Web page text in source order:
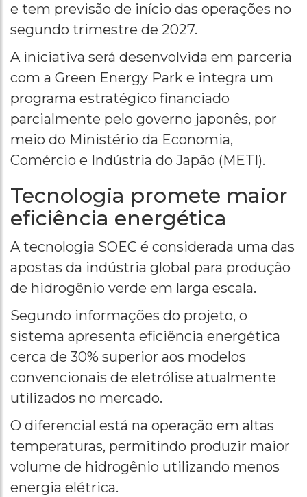
e tem previsão de início das operações no
segundo trimestre de 2027.
A iniciativa será desenvolvida em parceria
com a Green Energy Park e integra um
programa estratégico financiado
parcialmente pelo governo japonês, por
meio do Ministério da Economia,
Comércio e Indústria do Japão (METI).
Tecnologia promete maior
eficiência energética
A tecnologia SOEC é considerada uma das
apostas da indústria global para produção
de hidrogênio verde em larga escala.
Segundo informações do projeto, o
sistema apresenta eficiência energética
cerca de 30% superior aos modelos
convencionais de eletrólise atualmente
utilizados no mercado.
O diferencial está na operação em altas
temperaturas, permitindo produzir maior
volume de hidrogênio utilizando menos
energia elétrica.